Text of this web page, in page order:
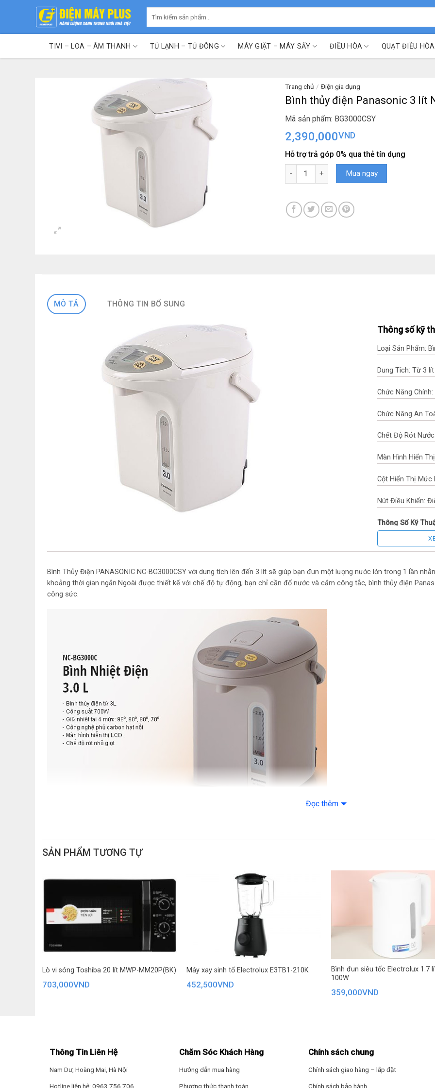
kiếm:
TIVI – LOA – ÂM THANH TỦ LẠNH – TỦ ĐÔNG MÁY GIẶT – MÁY SẤY ĐIỀU HÒA QUẠT ĐIỀU HÒA
Trang chủ / Điện gia dụng
Bình thủy điện Panasonic 3 lít
Mã sản phẩm: BG3000CSY
2,390,000VND
Hỗ trợ trả góp 0% qua thẻ tín dụng
Bình thủy điện Panasonic 3 lít NC-BG3000CSY
Mua ngay
MÔ TẢ THÔNG TIN BỔ SUNG
Thông số kỹ
Loại Sản Phẩm:
Dung Tích: Từ 3
Chức Năng
Chức Năng An
Chết Độ Rót
Màn Hình Hiển
Cột Hiển Thị Mức
Nút Điều Khiển:
Thông Số Kỹ
Chất Liệu Vỏ
Công Suất Giữ
Công Suất Tiêu
Bình Thủy Điện PANASONIC NC-BG3000CSY với dung tích lên đến 3 lít sẽ giúp bạn đun một lượng nước lớn trong 1 lần
khoảng thời gian ngắn.Ngoài được thiết kế với chế độ tự động, bạn chỉ cần đổ nước và cắm công tắc, bình thủy điện
công sức.
Bình Thủy Điện Panasonic PABT-NC-BG3000CSY có ruột bình làm bằng chất liệu inox và được phủ carbon hạt nổi có độ
dụng đồng thời giúp vệ sinh bình một cách dễ dàng.
Đọc thêm
SẢN PHẨM TƯƠNG TỰ
Lò vi sóng Toshiba 20 lít MWP-MM20P(BK)
703,000VND
Máy xay sinh tố Electrolux E3TB1-210K
452,500VND
Bình đun siêu tốc Electrolux 1.7
100W
359,000VND
Thông Tin Liên Hệ
Nam Dư, Hoàng Mai, Hà Nội
Hotline liên hệ: 0963.756.706
Chăm Sóc Khách Hàng
Hướng dẫn mua hàng
Phương thức thanh toán
Chính sách chung
Chính sách giao hàng – lắp đặt
Chính sách bảo hành